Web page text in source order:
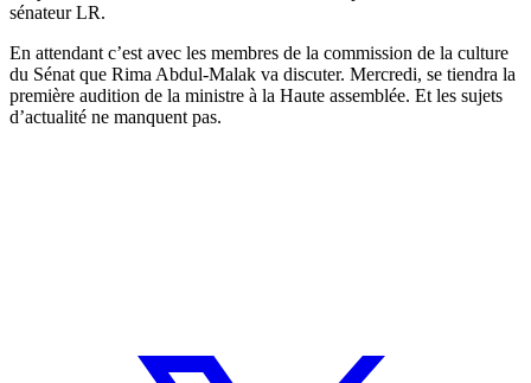
sénateur LR.
En attendant c’est avec les membres de la commission de la culture
du Sénat que Rima Abdul-Malak va discuter. Mercredi, se tiendra la
première audition de la ministre à la Haute assemblée. Et les sujets
d’actualité ne manquent pas.